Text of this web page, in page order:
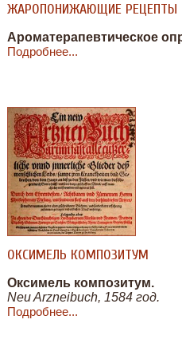
ЖАРОПОНИЖАЮЩИЕ РЕЦЕПТЫ
Ароматерапевтическое
Подробнее...
ОКСИМЕЛЬ КОМПОЗИТУМ
Оксимель композитум.
Neu Arzneibuch, 1584 год.
Подробнее...